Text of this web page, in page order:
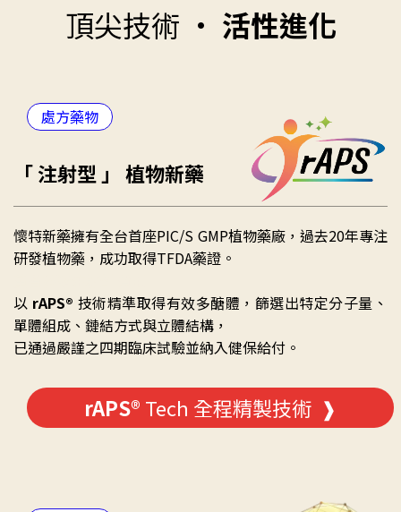
頂尖技術 • 活性進化
處方藥物
「 注射型 」 植物新藥
懷特新藥擁有全台首座PIC/S GMP植物藥廠，過去20年專注
研發植物藥，成功取得TFDA藥證。
以 rAPS® 技術精準取得有效多醣體，篩選出特定分子量、
單體組成、鏈結方式與立體結構，
已通過嚴謹之四期臨床試驗並納入健保給付。
rAPS® Tech 全程精製技術 ❱